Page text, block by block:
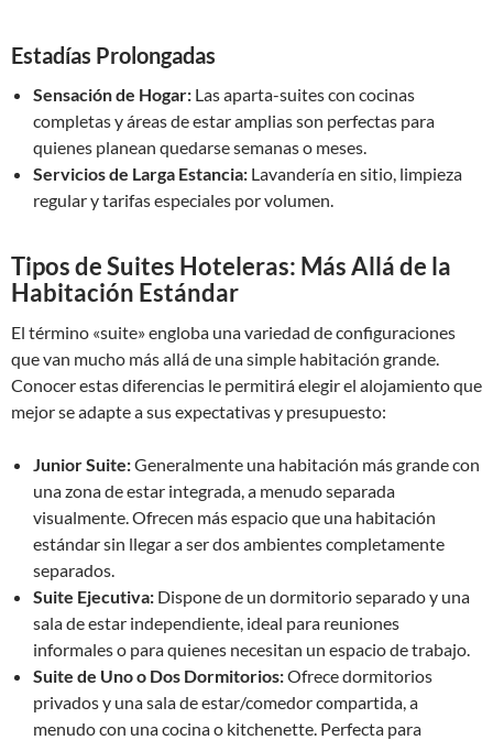
Estadías Prolongadas
Sensación de Hogar: Las aparta-suites con cocinas
completas y áreas de estar amplias son perfectas para
quienes planean quedarse semanas o meses.
Servicios de Larga Estancia: Lavandería en sitio, limpieza
regular y tarifas especiales por volumen.
Tipos de Suites Hoteleras: Más Allá de la
Habitación Estándar
El término «suite» engloba una variedad de configuraciones
que van mucho más allá de una simple habitación grande.
Conocer estas diferencias le permitirá elegir el alojamiento que
mejor se adapte a sus expectativas y presupuesto:
Junior Suite:Generalmente una habitación más grande con
una zona de estar integrada, a menudo separada
visualmente. Ofrecen más espacio que una habitación
estándar sin llegar a ser dos ambientes completamente
separados.
Suite Ejecutiva: Dispone de un dormitorio separado y una
sala de estar independiente, ideal para reuniones
informales o para quienes necesitan un espacio de trabajo.
Suite de Uno o Dos Dormitorios:Ofrece dormitorios
privados y una sala de estar/comedor compartida, a
menudo con una cocina o kitchenette. Perfecta para